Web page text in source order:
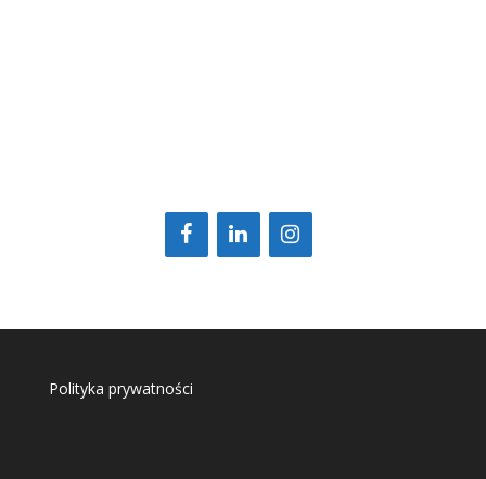
Polityka prywatności